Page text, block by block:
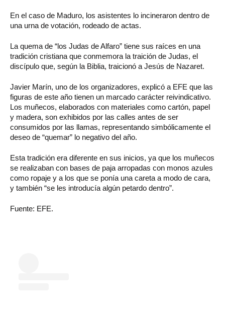
En el caso de Maduro, los asistentes lo incineraron dentro de
una urna de votación, rodeado de actas.
La quema de “los Judas de Alfaro” tiene sus raíces en una
tradición cristiana que conmemora la traición de Judas, el
discípulo que, según la Biblia, traicionó a Jesús de Nazaret.
Javier Marín, uno de los organizadores, explicó a EFE que las
figuras de este año tienen un marcado carácter reivindicativo.
Los muñecos, elaborados con materiales como cartón, papel
y madera, son exhibidos por las calles antes de ser
consumidos por las llamas, representando simbólicamente el
deseo de “quemar” lo negativo del año.
Esta tradición era diferente en sus inicios, ya que los muñecos
se realizaban con bases de paja arropadas con monos azules
como ropaje y a los que se ponía una careta a modo de cara,
y también “se les introducía algún petardo dentro”.
Fuente: EFE.